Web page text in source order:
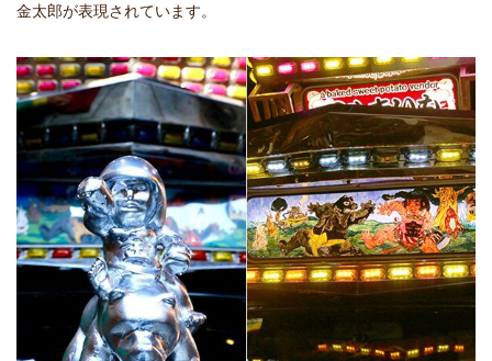
金太郎が表現されています。